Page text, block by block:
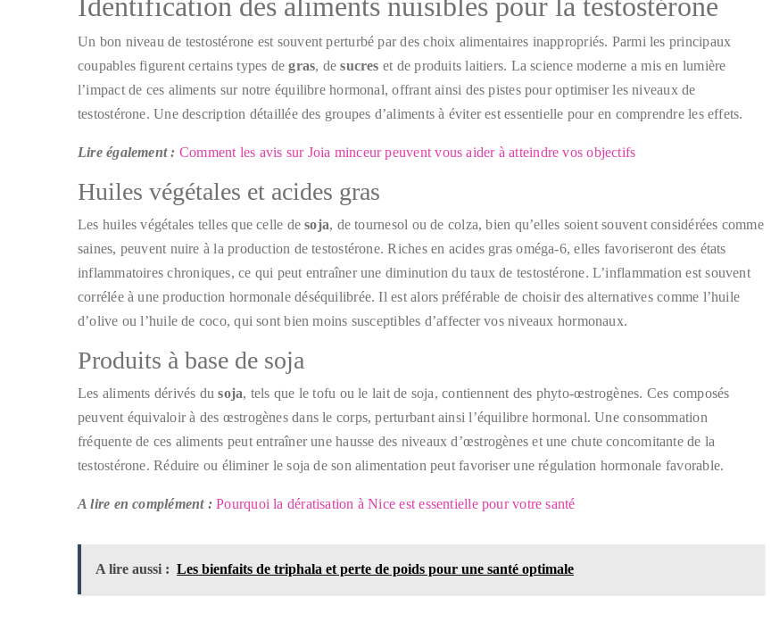
Un bon niveau de testostérone est souvent perturbé par des choix alimentaires inappropriés. Parmi les principaux
coupables figurent certains types degras, desucres et de produits laitiers. La science moderne a mis en lumière
l’impact de ces aliments sur notre équilibre hormonal, offrant ainsi des pistes pour optimiser les niveaux de
testostérone. Une description détaillée des groupes d’aliments à éviter est essentielle pour en comprendre les effets.
Lire également : Comment les avis sur Joia minceur peuvent vous aider à atteindre vos objectifs
Huiles végétales et acides gras
Les huiles végétales telles que celle desoja, de tournesol ou de colza, bien qu’elles soient souvent considérées comme
saines, peuvent nuire à la production de testostérone. Riches en acides gras oméga-6, elles favoriseront des états
inflammatoires chroniques, ce qui peut entraîner une diminution du taux de testostérone. L’inflammation est souvent
corrélée à une production hormonale déséquilibrée. Il est alors préférable de choisir des alternatives comme l’huile
d’olive ou l’huile de coco, qui sont bien moins susceptibles d’affecter vos niveaux hormonaux.
Produits à base de soja
Les aliments dérivés dusoja, tels que le tofu ou le lait de soja, contiennent des phyto-œstrogènes. Ces composés
peuvent équivaloir à des œstrogènes dans le corps, perturbant ainsi l’équilibre hormonal. Une consommation
fréquente de ces aliments peut entraîner une hausse des niveaux d’œstrogènes et une chute concomitante de la
testostérone. Réduire ou éliminer le soja de son alimentation peut favoriser une régulation hormonale favorable.
A lire en complément : Pourquoi la dératisation à Nice est essentielle pour votre santé
A lire aussi : Les bienfaits de triphala et perte de poids pour une santé optimale